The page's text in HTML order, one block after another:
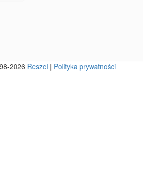
2026 Reszel | Polityka prywatności